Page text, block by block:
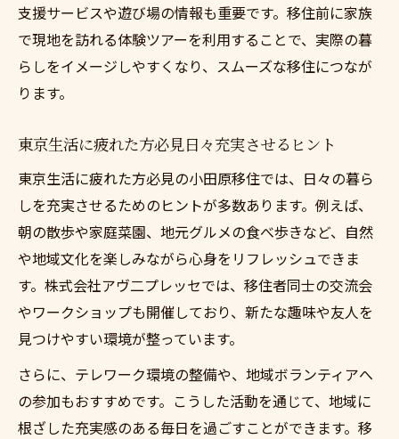
支援サービスや遊び場の情報も重要です。移住前に家族
で現地を訪れる体験ツアーを利用することで、実際の暮
らしをイメージしやすくなり、スムーズな移住につなが
ります。
東京生活に疲れた方必見日々充実させるヒント
東京生活に疲れた方必見の小田原移住では、日々の暮ら
しを充実させるためのヒントが多数あります。例えば、
朝の散歩や家庭菜園、地元グルメの食べ歩きなど、自然
や地域文化を楽しみながら心身をリフレッシュできま
す。株式会社アヴ二プレッセでは、移住者同士の交流会
やワークショップも開催しており、新たな趣味や友人を
見つけやすい環境が整っています。
さらに、テレワーク環境の整備や、地域ボランティアへ
の参加もおすすめです。こうした活動を通じて、地域に
根ざした充実感のある毎日を過ごすことができます。移